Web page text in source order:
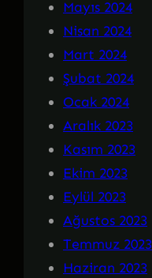
Mayıs 2024
Nisan 2024
Mart 2024
Şubat 2024
Ocak 2024
Aralık 2023
Kasım 2023
Ekim 2023
Eylül 2023
Ağustos 2023
Temmuz 2023
Haziran 2023